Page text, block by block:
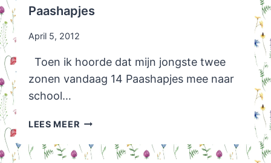
Paashapjes
April 5, 2012
Toen ik hoorde dat mijn jongste twee
zonen vandaag 14 Paashapjes mee naar
school…
LEES MEERPAASHAPJES